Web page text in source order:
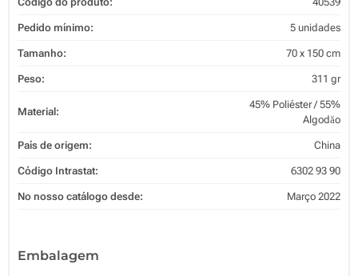
Pedido mínimo: 5 unidades
Tamanho: 70 x 150 cm
Peso: 311 gr
Material:
45% Poliéster / 55%
Algodăo
País de origem: China
Código Intrastat: 6302 93 90
No nosso catálogo desde: Março 2022
Embalagem